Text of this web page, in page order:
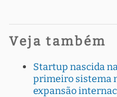
Veja também
Startup nascida
primeiro sistema
expansão